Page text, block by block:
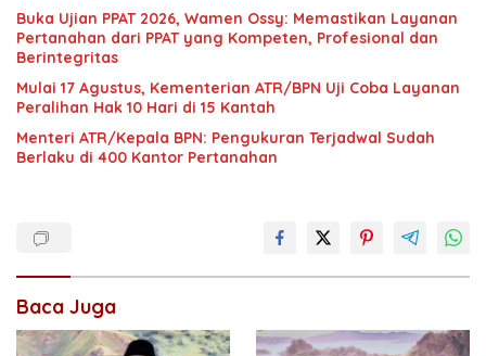
Buka Ujian PPAT 2026, Wamen Ossy: Memastikan Layanan
Pertanahan dari PPAT yang Kompeten, Profesional dan
Berintegritas
Mulai 17 Agustus, Kementerian ATR/BPN Uji Coba Layanan
Peralihan Hak 10 Hari di 15 Kantah
Menteri ATR/Kepala BPN: Pengukuran Terjadwal Sudah
Berlaku di 400 Kantor Pertanahan
Baca Juga